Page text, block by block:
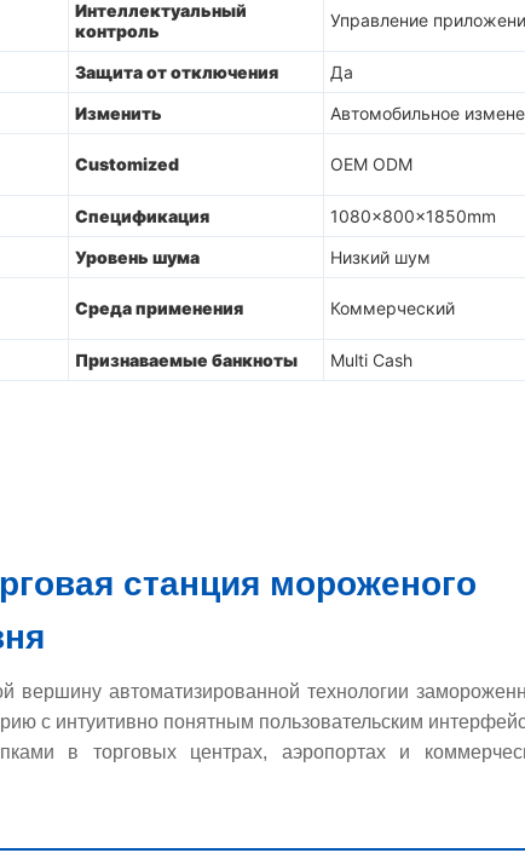
Интеллектуальный
контроль
Управление
Защита от отключения
Да
Изменить
Автомобильное
Customized OEM ODM
Спецификация
1080x800x1850mm
Уровень шума
Низкий шум
Среда применения Коммерческий
Признаваемые банкноты Multi Cash
станция мороженого
вершину автоматизированной технологии
с интуитивно понятным пользовательским
в торговых центрах, аэропортах и